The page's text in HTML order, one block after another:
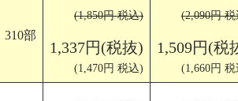
310部
(1,850円 税込)
1,337円(税抜)
(1,470円 税込)
(2,090円
1,509円(税
(1,660円